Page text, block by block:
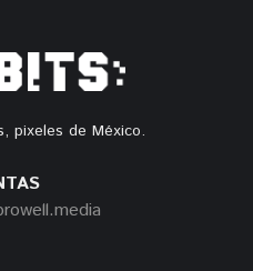
pixeles de México.